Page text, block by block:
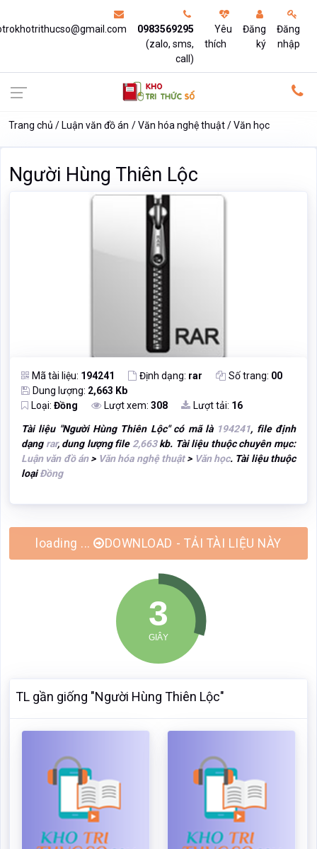
0983569295
(zalo, sms,
call)
Yêu
thích
Đăng
ký
Đăng
nhập
Trang chủ Luận văn đồ án Văn hóa nghệ thuật Văn học
Người Hùng Thiên Lộc
Mã tài liệu: 194241 Định dạng: rar Số trang: 00
Dung lượng: 2,663 Kb
Loại: Đồng Lượt xem: 308 Lượt tải: 16
Tài liệu "Người Hùng Thiên Lộc" có mã là 194241, file định
dạng rar, dung lượng file 2,663kb. Tài liệu thuộc chuyên mục:
Luận văn đồ án> Văn hóa nghệ thuật> Văn học. Tài liệu thuộc
loạiĐồng
loading ... DOWNLOAD - TẢI TÀI LIỆU NÀY
TL gần giống "Người Hùng Thiên Lộc"